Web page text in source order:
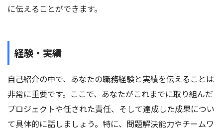
に伝えることができます。
経験・実績
自己紹介の中で、あなたの職務経験と実績を伝えることは
非常に重要です。ここで、あなたがこれまでに取り組んだ
プロジェクトや任された責任、そして達成した成果につい
て具体的に話しましょう。特に、問題解決能力やチームワ